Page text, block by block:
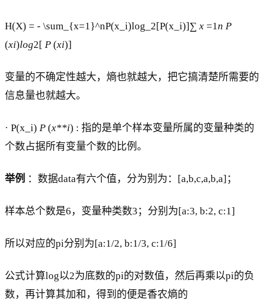
H(X) = - \sum_{x=1}^nP(x_i)log_2[P(x_i)]∑x =1n P
(xi)log2[ P (xi)]
变量的不确定性越大，熵也就越大，把它搞清楚所需要的
信息量也就越大。
· P(x_i) P (x**i) : 指的是单个样本变量所属的变量种类的
个数占据所有变量个数的比例。
举例 ：数据data有六个值，分为别为：[a,b,c,a,b,a]；
样本总个数是6，变量种类数3；分别为[a:3, b:2, c:1]
所以对应的pi分别为[a:1/2, b:1/3, c:1/6]
公式计算log以2为底数的pi的对数值，然后再乘以pi的负
数，再计算其加和，得到的便是香农熵的